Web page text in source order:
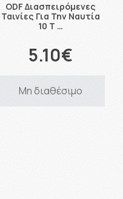
ODF Διασπειρόμενες
Ταινίες Για Την Ναυτία
10 Τ …
5.10€
Μη διαθέσιμο